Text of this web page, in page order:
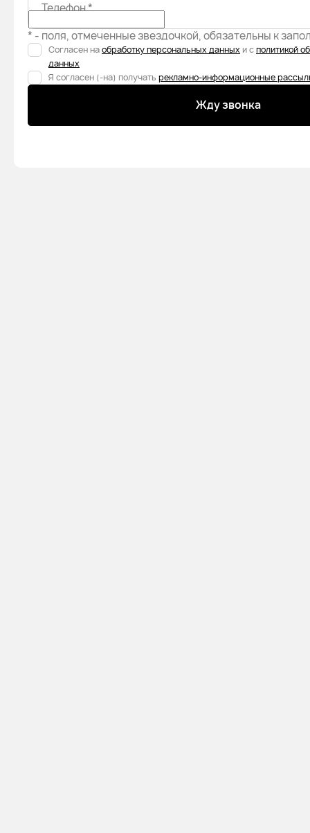
Телефон*
* - поля, отмеченные звездочкой, обязательны к
Согласен наобработку персональных данных и сполитикой
данных
Я согласен (-на) получать рекламно-информационные
Жду звонка